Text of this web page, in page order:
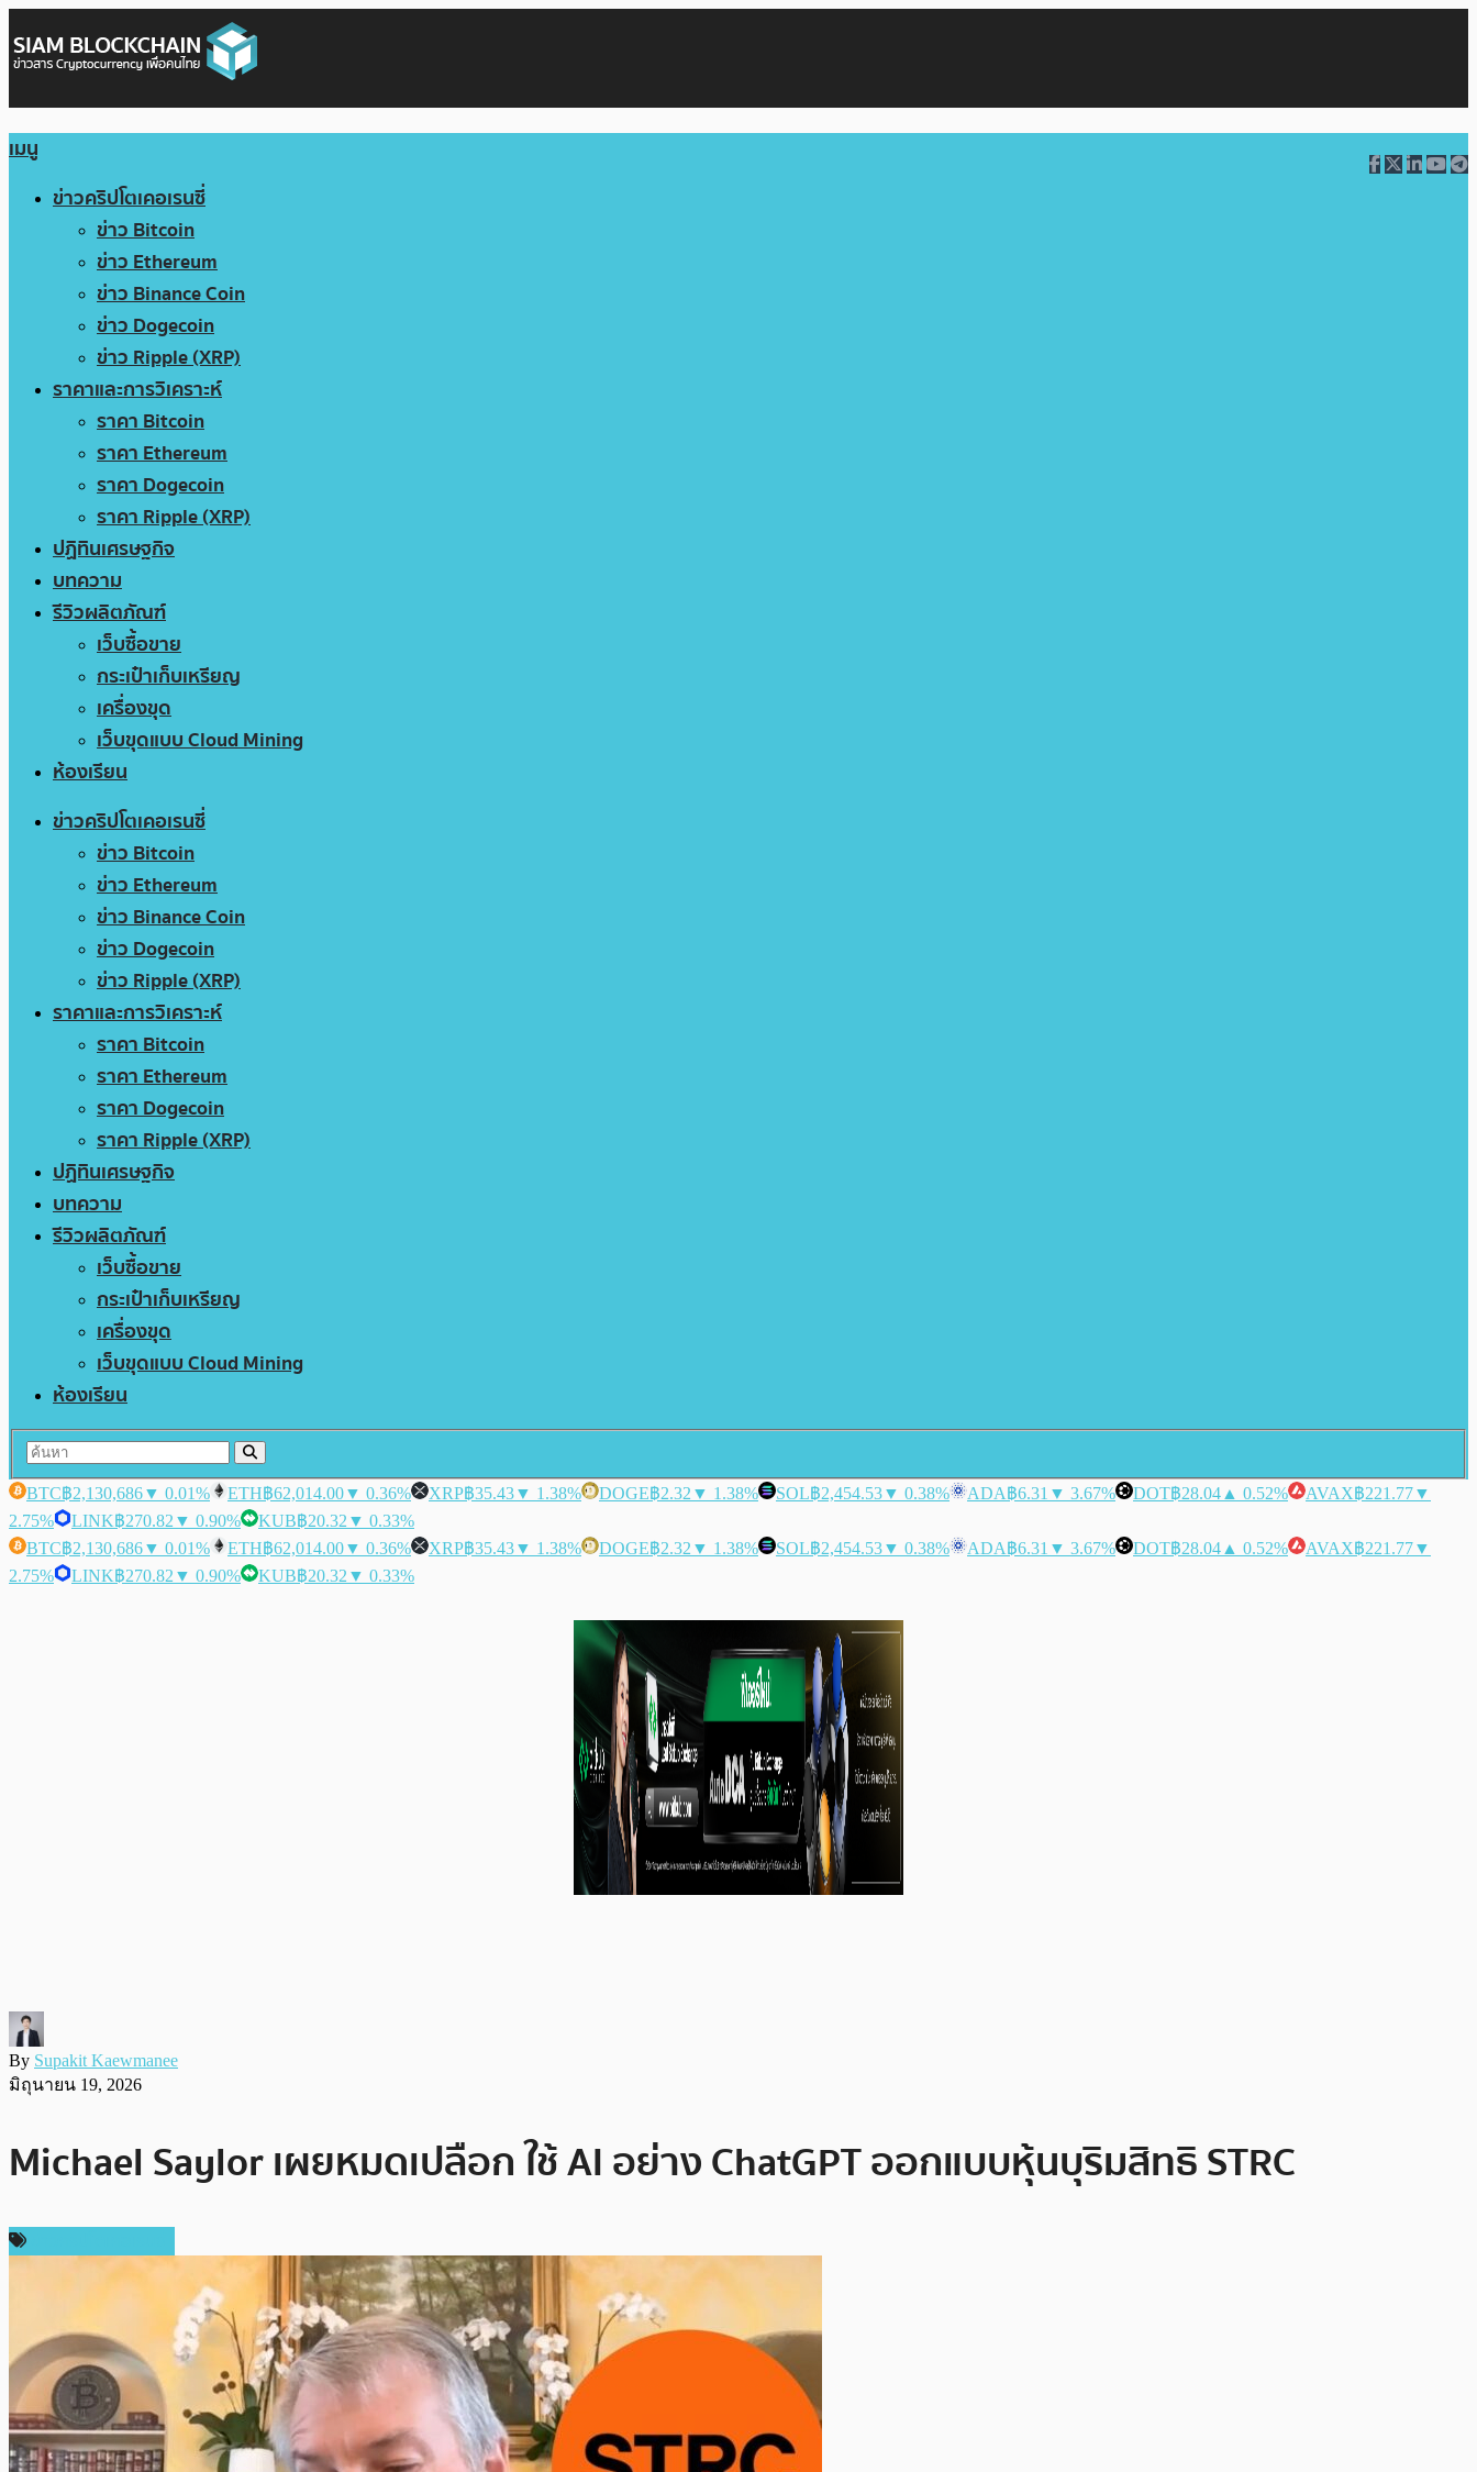
เมนู
ข่าวคริปโตเคอเรนซี่
ข่าว Bitcoin
ข่าว Ethereum
ข่าว Binance Coin
ข่าว Dogecoin
ข่าว Ripple (XRP)
ราคาและการวิเคราะห์
ราคา Bitcoin
ราคา Ethereum
ราคา Dogecoin
ราคา Ripple (XRP)
ปฏิทินเศรษฐกิจ
บทความ
รีวิวผลิตภัณฑ์
เว็บซื้อขาย
กระเป๋าเก็บเหรียญ
เครื่องขุด
เว็บขุดแบบ Cloud Mining
ห้องเรียน
ข่าวคริปโตเคอเรนซี่
ข่าว Bitcoin
ข่าว Ethereum
ข่าว Binance Coin
ข่าว Dogecoin
ข่าว Ripple (XRP)
ราคาและการวิเคราะห์
ราคา Bitcoin
ราคา Ethereum
ราคา Dogecoin
ราคา Ripple (XRP)
ปฏิทินเศรษฐกิจ
บทความ
รีวิวผลิตภัณฑ์
เว็บซื้อขาย
กระเป๋าเก็บเหรียญ
เครื่องขุด
เว็บขุดแบบ Cloud Mining
ห้องเรียน
BTC฿2,130,686▼ 0.01% ETH฿62,014.00▼ 0.36% XRP฿35.43▼ 1.38% DOGE฿2.32 ▼ 1.38% SOL฿2,454.53▼ 0.38% ADA฿6.31 ▼ 3.67% DOT฿28.04 ▲ 0.52% AVAX฿221.77▼
2.75%
LINK฿270.82 ▼ 0.90% KUB฿20.32 ▼ 0.33%
BTC฿2,130,686▼ 0.01% ETH฿62,014.00▼ 0.36% XRP฿35.43▼ 1.38% DOGE฿2.32 ▼ 1.38% SOL฿2,454.53▼ 0.38% ADA฿6.31 ▼ 3.67% DOT฿28.04 ▲ 0.52% AVAX฿221.77▼
2.75%
LINK฿270.82 ▼ 0.90% KUB฿20.32 ▼ 0.33%
By Supakit Kaewmanee
มิถุนายน 19, 2026
Michael Saylor เผยหมดเปลือก ใช้ AI อย่าง ChatGPT ออกแบบหุ้นบุริมสิทธิ STRC